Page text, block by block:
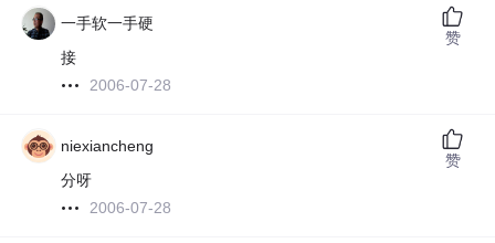
一手软一手硬
接
2006-07-28
赞
niexiancheng
分呀
2006-07-28
赞